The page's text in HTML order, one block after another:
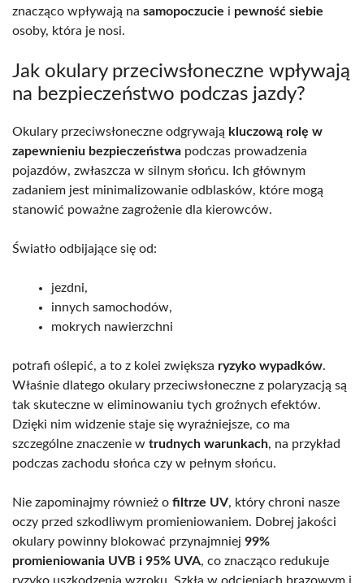
znacząco wpływają na samopoczucie i pewność siebie
osoby, która je nosi.
Jak okulary przeciwsłoneczne wpływają
na bezpieczeństwo podczas jazdy?
Okulary przeciwsłoneczne odgrywają kluczową rolę w
zapewnieniu bezpieczeństwa podczas prowadzenia
pojazdów, zwłaszcza w silnym słońcu. Ich głównym
zadaniem jest minimalizowanie odblasków, które mogą
stanowić poważne zagrożenie dla kierowców.
Światło odbijające się od:
jezdni,
innych samochodów,
mokrych nawierzchni
potrafi oślepić, a to z kolei zwiększa ryzyko wypadków.
Właśnie dlatego okulary przeciwsłoneczne z polaryzacją są
tak skuteczne w eliminowaniu tych groźnych efektów.
Dzięki nim widzenie staje się wyraźniejsze, co ma
szczególne znaczenie w trudnych warunkach, na przykład
podczas zachodu słońca czy w pełnym słońcu.
Nie zapominajmy również o filtrze UV, który chroni nasze
oczy przed szkodliwym promieniowaniem. Dobrej jakości
okulary powinny blokować przynajmniej 99%
promieniowania UVB i 95% UVA, co znacząco redukuje